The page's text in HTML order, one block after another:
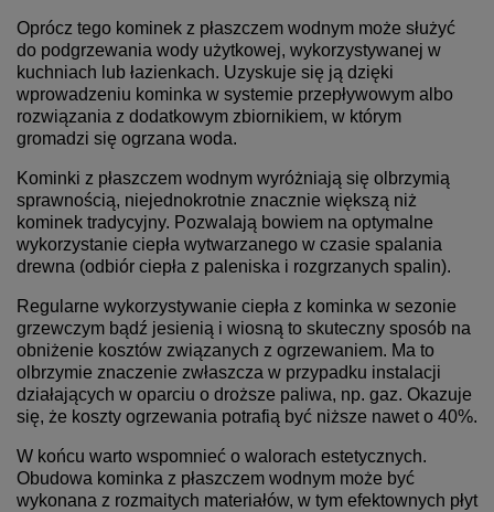
Oprócz tego kominek z płaszczem wodnym może służyć
do podgrzewania wody użytkowej, wykorzystywanej w
kuchniach lub łazienkach. Uzyskuje się ją dzięki
wprowadzeniu kominka w systemie przepływowym albo
rozwiązania z dodatkowym zbiornikiem, w którym
gromadzi się ogrzana woda.
Kominki z płaszczem wodnym wyróżniają się olbrzymią
sprawnością, niejednokrotnie znacznie większą niż
kominek tradycyjny. Pozwalają bowiem na optymalne
wykorzystanie ciepła wytwarzanego w czasie spalania
drewna (odbiór ciepła z paleniska i rozgrzanych spalin).
Regularne wykorzystywanie ciepła z kominka w sezonie
grzewczym bądź jesienią i wiosną to skuteczny sposób na
obniżenie kosztów związanych z ogrzewaniem. Ma to
olbrzymie znaczenie zwłaszcza w przypadku instalacji
działających w oparciu o droższe paliwa, np. gaz. Okazuje
się, że koszty ogrzewania potrafią być niższe nawet o 40%.
W końcu warto wspomnieć o walorach estetycznych.
Obudowa kominka z płaszczem wodnym może być
wykonana z rozmaitych materiałów, w tym efektownych płyt